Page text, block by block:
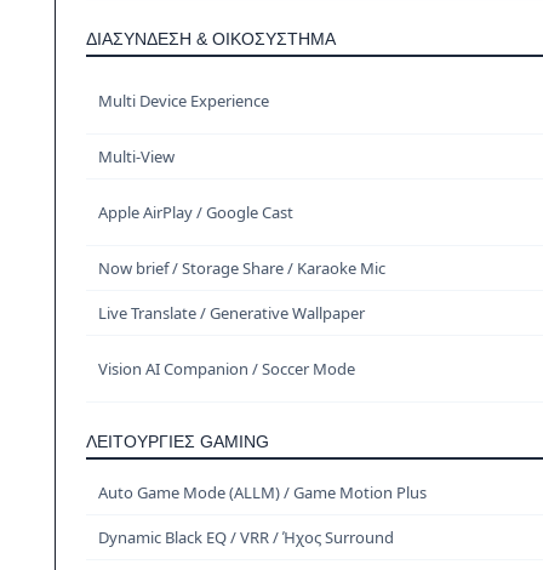
ΔΙΑΣΎΝΔΕΣΗ & ΟΙΚΟΣΎΣΤΗΜΑ
Multi Device Experience
Multi-View
Apple AirPlay / Google Cast
Now brief / Storage Share / Karaoke Mic
Live Translate / Generative Wallpaper
Vision AI Companion / Soccer Mode
ΛΕΙΤΟΥΡΓΊΕΣ GAMING
Auto Game Mode (ALLM) / Game Motion Plus
Dynamic Black EQ / VRR / Ήχος Surround